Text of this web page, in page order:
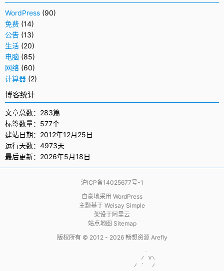
WordPress (90)
免费 (14)
公告 (13)
生活 (20)
电脑 (85)
网络 (60)
计算器 (2)
博客统计
文章总数：283篇
标签数量：577个
建站日期：2012年12月25日
运行天数：4973天
最后更新：2026年5月18日
沪ICP备14025677号-1
自豪地采用 WordPress
主题基于 Weisay Simple
架设于阿里云
站点地图 Sitemap
版权所有 © 2012 - 2026 畅想资源 Arefly
                     .
                    / V\
                  / `  /